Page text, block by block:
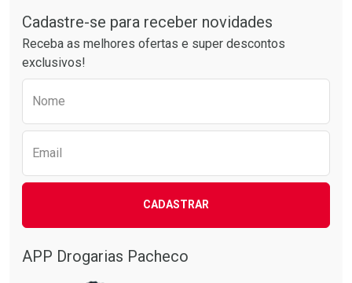
Por R$ 28,79/cada
Por R$ 49,27/cada
Cadastre-se para receber novidades
Receba as melhores ofertas e super descontos
exclusivos!
Nome
Email
CADASTRAR
APP Drogarias Pacheco